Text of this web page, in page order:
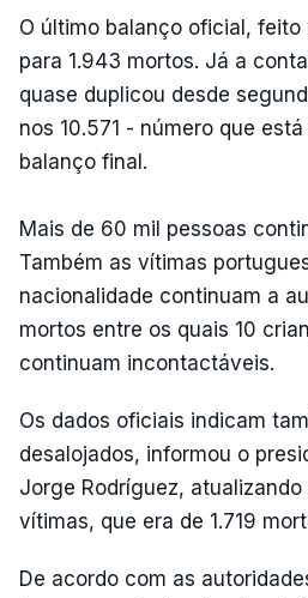
O último balanço oficial,
para 1.943 mortos. Já a
quase duplicou desde
nos 10.571 - número que
balanço final.
Mais de 60 mil pessoas
Também as vítimas
nacionalidade continuam a
mortos entre os quais 10
continuam incontactáveis.
Os dados oficiais indicam
desalojados, informou o
Jorge Rodríguez,
vítimas, que era de 1.719
De acordo com as